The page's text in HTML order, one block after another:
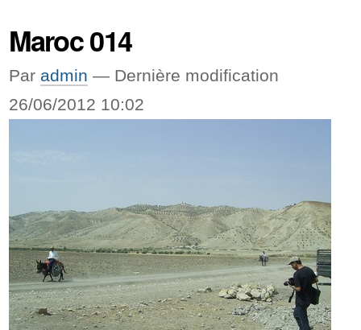
Maroc 014
Par admin — Dernière modification
26/06/2012 10:02